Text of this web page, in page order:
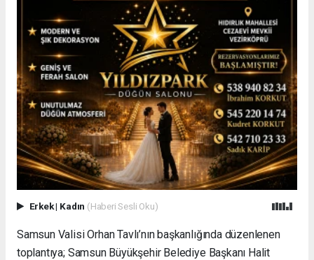
Erkek| Kadın (Haberi Sesli Oku)
Samsun Valisi Orhan Tavlı’nın başkanlığında düzenlenen
toplantıya; Samsun Büyükşehir Belediye Başkanı Halit